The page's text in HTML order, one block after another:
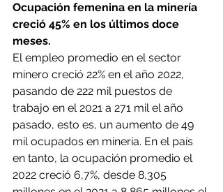
Ocupación femenina en la minería
creció 45% en los últimos doce
meses.
El empleo promedio en el sector
minero creció 22% en el año 2022,
pasando de 222 mil puestos de
trabajo en el 2021 a 271 mil el año
pasado, esto es, un aumento de 49
mil ocupados en minería. En el país
en tanto, la ocupación promedio el
2022 creció 6,7%, desde 8,305